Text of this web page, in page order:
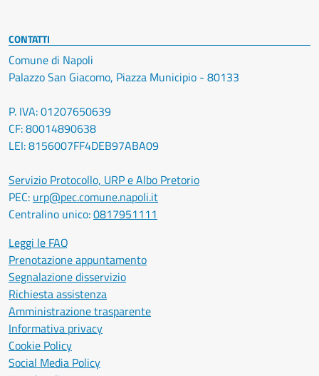
CONTATTI
Comune di Napoli
Palazzo San Giacomo, Piazza Municipio - 80133
P. IVA: 01207650639
CF: 80014890638
LEI: 8156007FF4DEB97ABA09
Servizio Protocollo, URP e Albo Pretorio
PEC: urp@pec.comune.napoli.it
Centralino unico:0817951111
Leggi le FAQ
Prenotazione appuntamento
Segnalazione disservizio
Richiesta assistenza
Amministrazione trasparente
Informativa privacy
Cookie Policy
Social Media Policy